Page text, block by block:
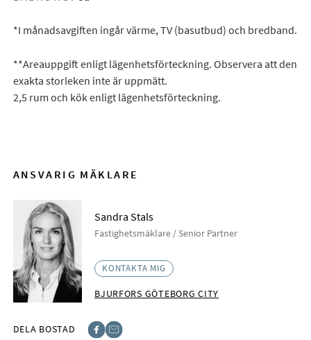
*I månadsavgiften ingår värme, TV (basutbud) och bredband.
**Areauppgift enligt lägenhetsförteckning. Observera att den
exakta storleken inte är uppmätt.
2,5 rum och kök enligt lägenhetsförteckning.
ANSVARIG MÄKLARE
Sandra Stals
Fastighetsmäklare / Senior Partner
KONTAKTA MIG
BJURFORS GÖTEBORG CITY
DELA BOSTAD